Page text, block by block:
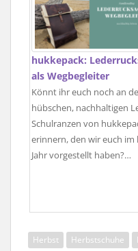
hukkepack:
als Wegbegleiter
Könnt ihr euch noch an
hübschen, nachhaltigen
Schulranzen von
erinnern, den wir euch im
Jahr vorgestellt haben?…
Herbst Herbstschuhe